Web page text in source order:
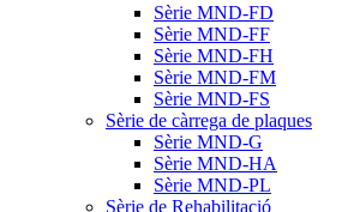
Sèrie MND-FD
Sèrie MND-FF
Sèrie MND-FH
Sèrie MND-FM
Sèrie MND-FS
Sèrie de càrrega de plaques
Sèrie MND-G
Sèrie MND-HA
Sèrie MND-PL
Sèrie de Rehabilitació